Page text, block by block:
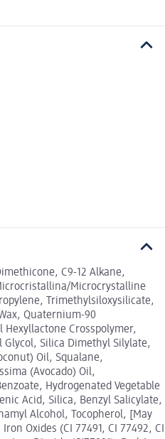
C9-12 Alkane,
Microcrystalline
Trimethylsiloxysilicate,
Quaternium-90
Crosspolymer,
Glycol, Silica Dimethyl Silylate,
Oil, Squalane,
(Avocado) Oil,
Hydrogenated Vegetable
Acid, Silica, Benzyl Salicylate,
Alcohol, Tocopherol, [May
Oxides (CI 77491, CI 77492, CI